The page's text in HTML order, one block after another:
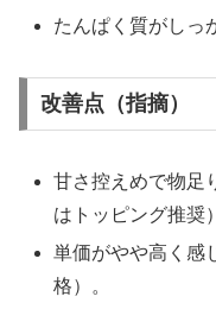
たんぱく質がしっ
改善点（指摘）
甘さ控えめで物足
はトッピング推奨
単価がやや高く感
格）。